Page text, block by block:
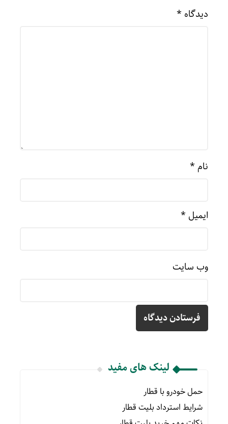
دیدگاه *
نام *
ایمیل *
وب‌ سایت
لینک های مفید
حمل خودرو با قطار
شرایط استرداد بلیت قطار